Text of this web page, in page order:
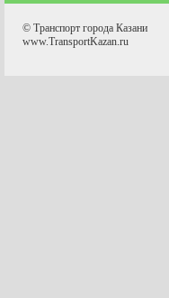
© Транспорт города Казани
www.TransportKazan.ru